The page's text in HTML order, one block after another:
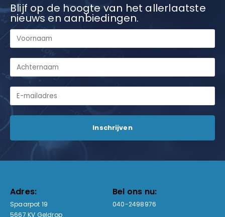
Blijf op de hoogte van het allerlaatste
nieuws en aanbiedingen.
Adres:
Spaarpot 19
5667 KV Geldrop
Bel ons nu:
040-2498976